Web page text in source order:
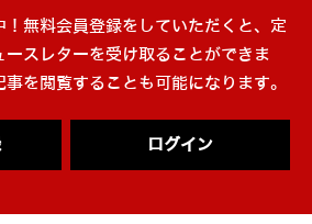
！無料会員登録をしていただくと、定
スレターを受け取ることができま
を閲覧することも可能になります。
ログイン